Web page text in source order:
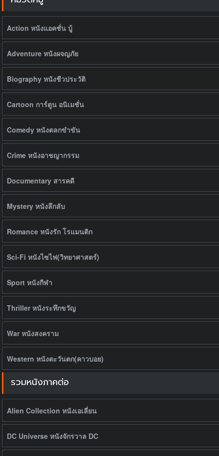
Action หนังแอคชั่น บู้
Adventure หนังผจญภัย
Biography หนังชีวประวัติ
Cartoon การ์ตูน อนิเมชั่น
Comedy หนังตลกขำขัน
Crime หนังอาชญากรรม
Documentary สารคดี
Mystery หนังลึกลับ
Romance หนังรัก โรแมนติก
Sci-Fi หนังไซไฟ(วิทยาศาสตร์)
Sport หนังกีฬา
Thriller หนังระทึกขวัญ
War หนังสงคราม
Western หนังตะวันตก(คาวบอย)
รวมหนังภาคต่อ
Alien Collection หนังเอเลี่ยน
DC Universe หนังจักรวาล DC